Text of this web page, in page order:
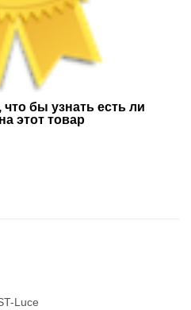
бы узнать есть ли
этот товар
Luce